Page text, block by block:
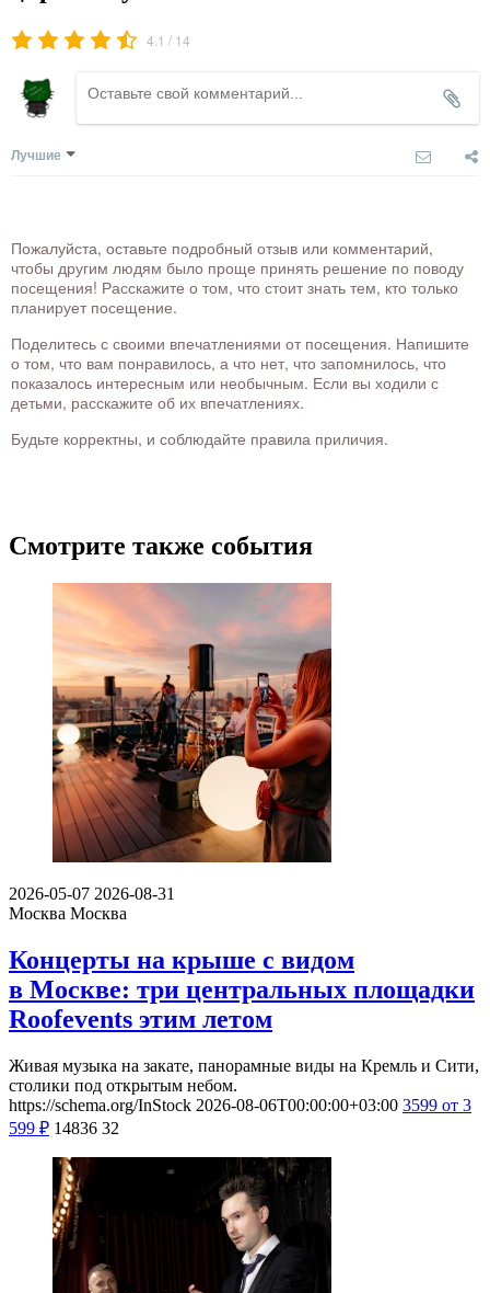
4.1 / 14
Лучшие
Пожалуйста, оставьте подробный отзыв или комментарий,
чтобы другим людям было проще принять решение по поводу
посещения! Расскажите о том, что стоит знать тем, кто только
планирует посещение.
Поделитесь с своими впечатлениями от посещения. Напишите
о том, что вам понравилось, а что нет, что запомнилось, что
показалось интересным или необычным. Если вы ходили с
детьми, расскажите об их впечатлениях.
Будьте корректны, и соблюдайте правила приличия.
Смотрите также события
2026-05-07 2026-08-31
Москва Москва
Концерты на крыше с видом
в Москве: три центральных площадки
Roofevents этим летом
Живая музыка на закате, панорамные виды на Кремль и Сити,
столики под открытым небом.
https://schema.org/InStock 2026-08-06T00:00:00+03:00 3599 от 3
599 ₽ 14836 32